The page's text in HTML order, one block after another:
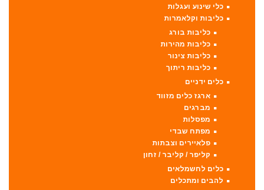
כלי שינוע ועגלות
כליבות וקלאמרות
כליבות בורג
כליבות מהירות
כליבות צינור
כליבות ריתוך
כלים ידניים
ארגז כלים מזווד
מברגים
מפסלות
מפתח שבדי
פלאיירים וצבתות
קליפר / קליבר / זחון
כלים לחשמלאים
להבים ומתכלים